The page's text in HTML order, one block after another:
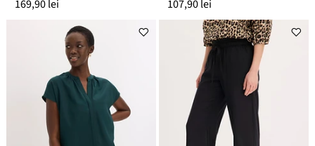
169,90 lei 107,90 lei